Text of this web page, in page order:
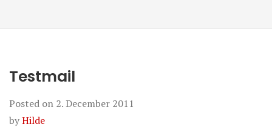
Testmail
Posted on 2. December 2011
byHilde